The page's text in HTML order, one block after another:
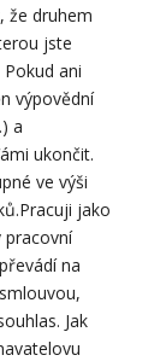
že druhem
jste
ani
výpovědní
a
ukončit.
ve výši
jako
pracovní
na
Jak